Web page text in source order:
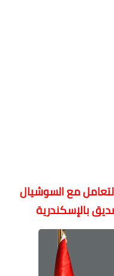
مع السوشيال
بالإسكندرية